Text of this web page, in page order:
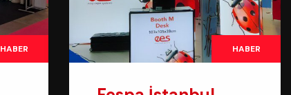
HABER HABER